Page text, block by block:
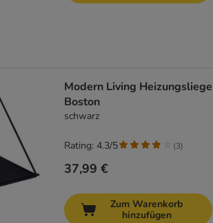
Modern Living Heizungsliege
Boston
schwarz
37,99 €
Rating: 4.3/5 (3)
Zum Warenkorb
hinzufügen